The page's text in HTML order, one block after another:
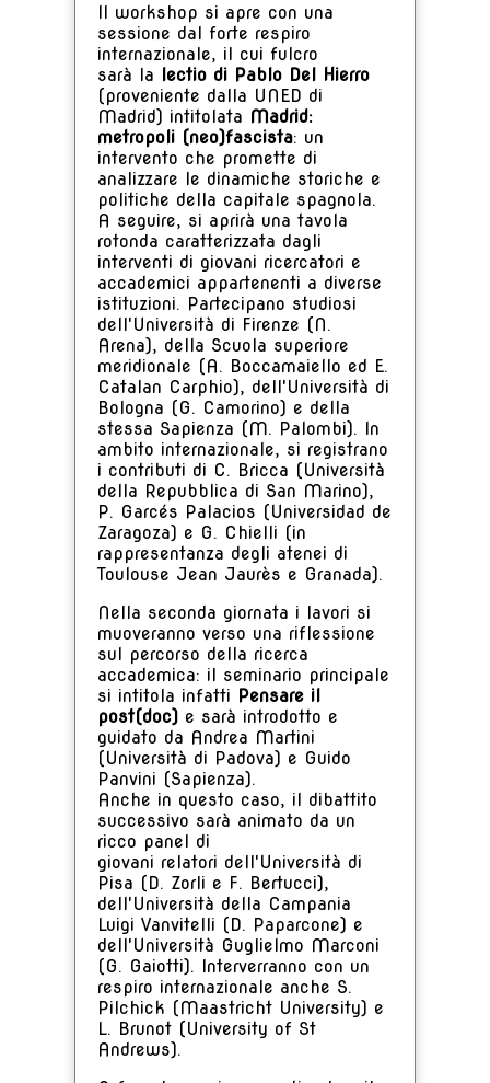
Il workshop si apre con una
sessione dal forte respiro
internazionale, il cui fulcro
sarà la lectio di Pablo Del Hierro
(proveniente dalla UNED di
Madrid) intitolata Madrid:
metropoli (neo)fascista: un
intervento che promette di
analizzare le dinamiche storiche e
politiche della capitale spagnola.
A seguire, si aprirà una tavola
rotonda caratterizzata dagli
interventi di giovani ricercatori e
accademici appartenenti a diverse
istituzioni. Partecipano studiosi
dell'Università di Firenze (N.
Arena), della Scuola superiore
meridionale (A. Boccamaiello ed E.
Catalan Carphio), dell'Università di
Bologna (G. Camorino) e della
stessa Sapienza (M. Palombi). In
ambito internazionale, si registrano
i contributi di C. Bricca (Università
della Repubblica di San Marino),
P. Garcés Palacios (Universidad de
Zaragoza) e G. Chielli (in
rappresentanza degli atenei di
Toulouse Jean Jaurès e Granada).
Nella seconda giornata i lavori si
muoveranno verso una riflessione
sul percorso della ricerca
accademica: il seminario principale
si intitola infatti Pensare il
post(doc) e sarà introdotto e
guidato da Andrea Martini
(Università di Padova) e Guido
Panvini (Sapienza).
Anche in questo caso, il dibattito
successivo sarà animato da un
ricco panel di
giovani relatori dell'Università di
Pisa (D. Zorli e F. Bertucci),
dell'Università della Campania
Luigi Vanvitelli (D. Paparcone) e
dell'Università Guglielmo Marconi
(G. Gaiotti). Interverranno con un
respiro internazionale anche S.
Pilchick (Maastricht University) e
L. Brunot (University of St
Andrews).